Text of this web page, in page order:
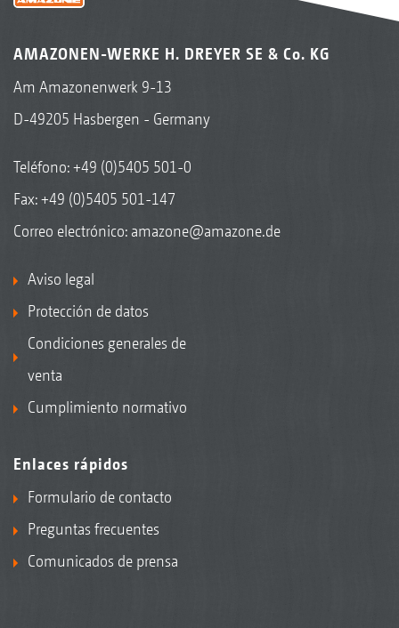
AMAZONEN-WERKE H. DREYER SE & Co. KG
Am Amazonenwerk 9-13
D-49205 Hasbergen - Germany
Teléfono:+49 (0)5405 501-0
Fax: +49 (0)5405 501-147
Correo electrónico: amazone@amazone.de
Aviso legal
Protección de datos
Condiciones generales de
venta
Cumplimiento normativo
Enlaces rápidos
Formulario de contacto
Preguntas frecuentes
Comunicados de prensa